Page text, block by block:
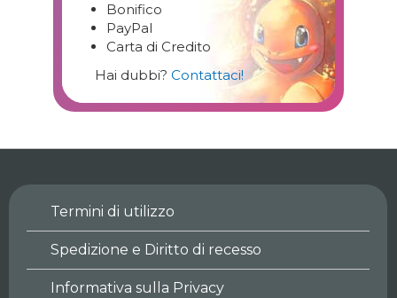
Bonifico
PayPal
Carta di Credito
Hai dubbi? Contattaci!
Termini di utilizzo
Spedizione e Diritto di recesso
Informativa sulla Privacy